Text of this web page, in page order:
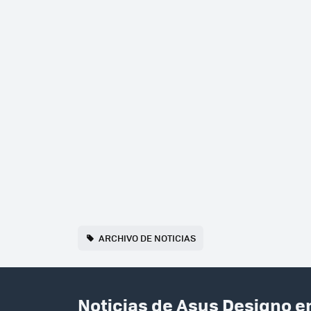
ARCHIVO DE NOTICIAS
Noticias de Asus Designo